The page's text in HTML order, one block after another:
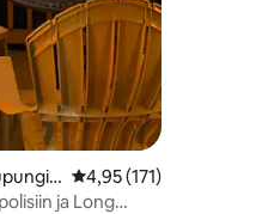
Keskimääräinen arvio
4,95 (171)
ja Long